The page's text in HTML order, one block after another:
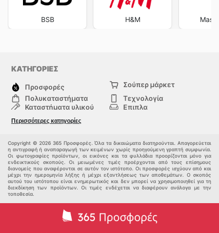
BSB H&M
ΚΑΤΗΓΟΡΙΕΣ
Προσφορές
Σούπερ μάρκετ
Πολυκαταστήματα
Τεχνολογία
Καταστήματα υλικού
Επιπλα
μόδα
Σπορ
Περισσότερες κατηγορίες
Copyright © 2026 365 Προσφορές. Όλα τα δικαιώματα διατηρούνται. Απαγορεύεται
η αντιγραφή ή αναπαραγωγή των κειμένων χωρίς προηγούμενη γραπτή συμφωνία.
Οι φωτογραφίες προϊόντων, οι εικόνες και τα φυλλάδια προορίζονται μόνο για
ενδεικτικούς σκοπούς. Οι μειωμένες τιμές προέρχονται από τους επίσημους
διανομείς που αναφέρονται σε αυτόν τον ιστότοπο. Οι προσφορές ισχύουν από και
μέχρι την ημερομηνία λήξης ή μέχρι εξαντλήσεως των αποθεμάτων. Ο σκοπός
αυτού του ιστότοπου είναι ενημερωτικός και δεν μπορεί να χρησιμοποιηθεί για τη
διεκδίκηση των προϊόντων. Οι τιμές ενδέχεται να διαφέρουν ανάλογα με την
τοποθεσία.